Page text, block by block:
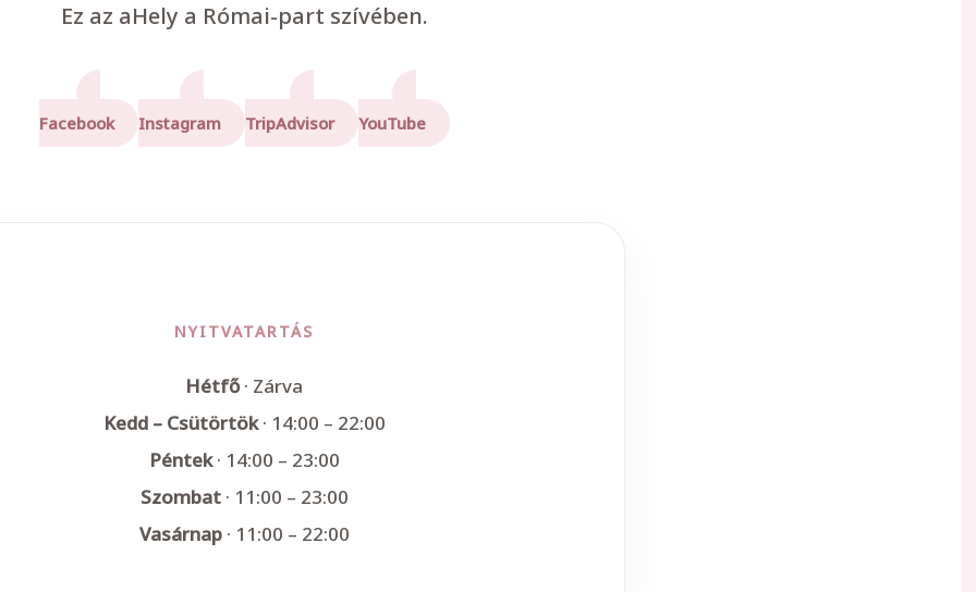
Ez az aHely a Római-part szívében.
Facebook Instagram TripAdvisor YouTube
NYITVATARTÁS
Hétfő· Zárva
Kedd – Csütörtök· 14:00 – 22:00
Péntek· 14:00 – 23:00
Szombat· 11:00 – 23:00
Vasárnap· 11:00 – 22:00